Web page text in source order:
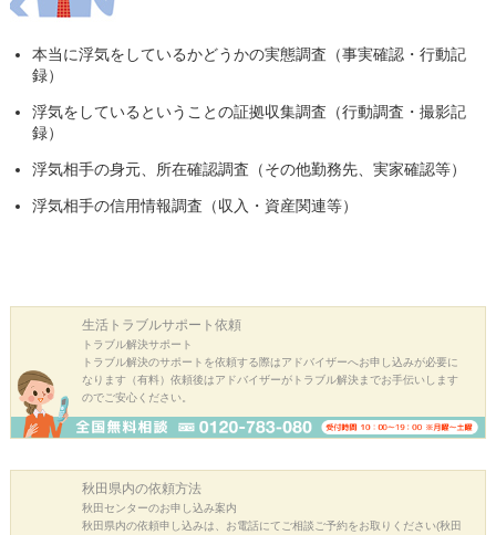
本当に浮気をしているかどうかの実態調査（事実確認・行動記
録）
浮気をしているということの証拠収集調査（行動調査・撮影記
録）
浮気相手の身元、所在確認調査（その他勤務先、実家確認等）
浮気相手の信用情報調査（収入・資産関連等）
生活トラブルサポート依頼
トラブル解決サポート
トラブル解決のサポートを依頼する際はアドバイザーへお申し込みが必要に
なります（有料）依頼後はアドバイザーがトラブル解決までお手伝いします
のでご安心ください。
秋田県内の依頼方法
秋田センターのお申し込み案内
秋田県内の依頼申し込みは、お電話にてご相談ご予約をお取りください(秋田